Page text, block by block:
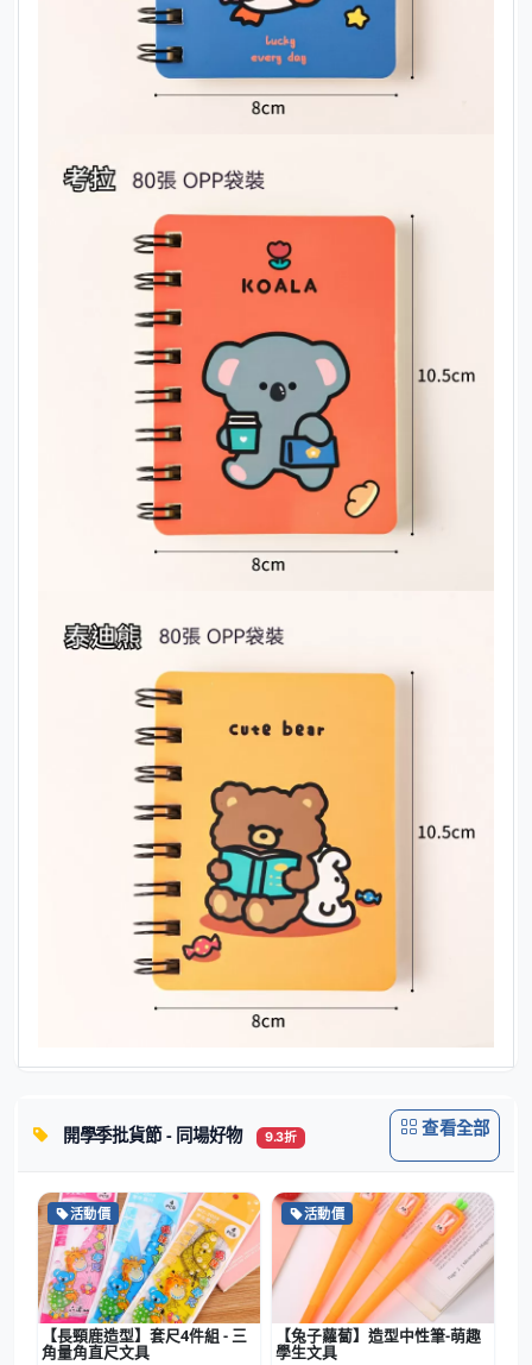
開學季批貨節 - 同場好物 9.3折 查看全部
活動價
【長頸鹿造型】套尺4件組 - 三
角量角直尺文具
活動價
【兔子蘿蔔】造型中性筆-萌趣
學生文具